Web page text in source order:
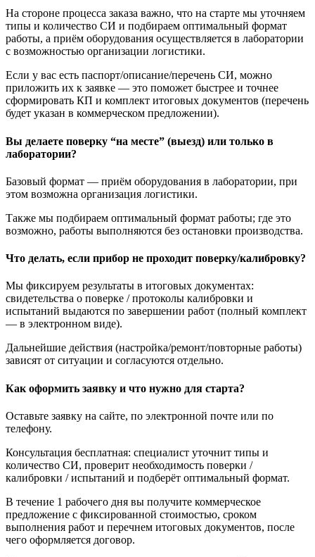
На стороне процесса заказа важно, что на старте мы уточняем
типы и количество СИ и подбираем оптимальный формат
работы, а приём оборудования осуществляется в лаборатории
с возможностью организации логистики.
Если у вас есть паспорт/описание/перечень СИ, можно
приложить их к заявке — это поможет быстрее и точнее
сформировать КП и комплект итоговых документов (перечень
будет указан в коммерческом предложении).
Вы делаете поверку “на месте” (выезд) или только в
лаборатории?
Базовый формат — приём оборудования в лаборатории, при
этом возможна организация логистики.
Также мы подбираем оптимальный формат работы; где это
возможно, работы выполняются без остановки производства.
Что делать, если прибор не проходит поверку/калибровку?
Мы фиксируем результаты в итоговых документах:
свидетельства о поверке / протоколы калибровки и
испытаний выдаются по завершении работ (полный комплект
— в электронном виде).
Дальнейшие действия (настройка/ремонт/повторные работы)
зависят от ситуации и согласуются отдельно.
Как оформить заявку и что нужно для старта?
Оставьте заявку на сайте, по электронной почте или по
телефону.
Консультация бесплатная: специалист уточнит типы и
количество СИ, проверит необходимость поверки /
калибровки / испытаний и подберёт оптимальный формат.
В течение 1 рабочего дня вы получите коммерческое
предложение с фиксированной стоимостью, сроком
выполнения работ и перечнем итоговых документов, после
чего оформляется договор.